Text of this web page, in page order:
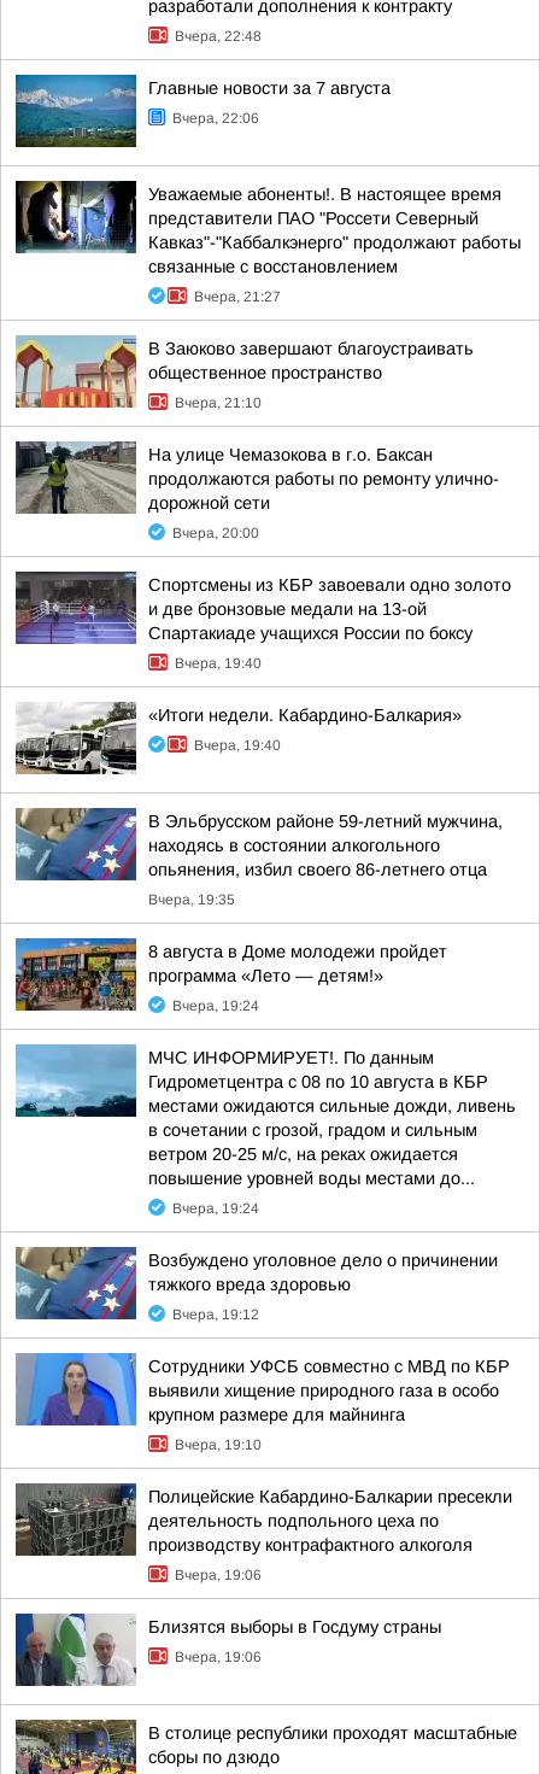
разработали дополнения к контракту
Вчера, 22:48
Главные новости за 7 августа
Вчера, 22:06
Уважаемые абоненты!. В настоящее время
представители ПАО "Россети Северный
Кавказ"-"Каббалкэнерго" продолжают работы
связанные с восстановлением
Вчера, 21:27
В Заюково завершают благоустраивать
общественное пространство
Вчера, 21:10
На улице Чемазокова в г.о. Баксан
продолжаются работы по ремонту улично-
дорожной сети
Вчера, 20:00
Спортсмены из КБР завоевали одно золото
и две бронзовые медали на 13-ой
Спартакиаде учащихся России по боксу
Вчера, 19:40
«Итоги недели. Кабардино-Балкария»
Вчера, 19:40
В Эльбрусском районе 59-летний мужчина,
находясь в состоянии алкогольного
опьянения, избил своего 86-летнего отца
Вчера, 19:35
8 августа в Доме молодежи пройдет
программа «Лето — детям!»
Вчера, 19:24
МЧС ИНФОРМИРУЕТ!. По данным
Гидрометцентра с 08 по 10 августа в КБР
местами ожидаются сильные дожди, ливень
в сочетании с грозой, градом и сильным
ветром 20-25 м/с, на реках ожидается
повышение уровней воды местами до...
Вчера, 19:24
Возбуждено уголовное дело о причинении
тяжкого вреда здоровью
Вчера, 19:12
Сотрудники УФСБ совместно с МВД по КБР
выявили хищение природного газа в особо
крупном размере для майнинга
Вчера, 19:10
Полицейские Кабардино-Балкарии пресекли
деятельность подпольного цеха по
производству контрафактного алкоголя
Вчера, 19:06
Близятся выборы в Госдуму страны
Вчера, 19:06
В столице республики проходят масштабные
сборы по дзюдо